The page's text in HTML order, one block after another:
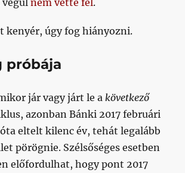
végülnem vette fel.
kenyér, úgy fog hiányozni.
próbája
jár vagy járt le a következő
azonban Bánki 2017 februári
eltelt kilenc év, tehát legalább
pörögnie. Szélsőséges esetben
előfordulhat, hogy pont 2017